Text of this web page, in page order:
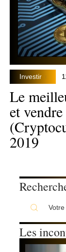
Investir
Le
et
2019
Les